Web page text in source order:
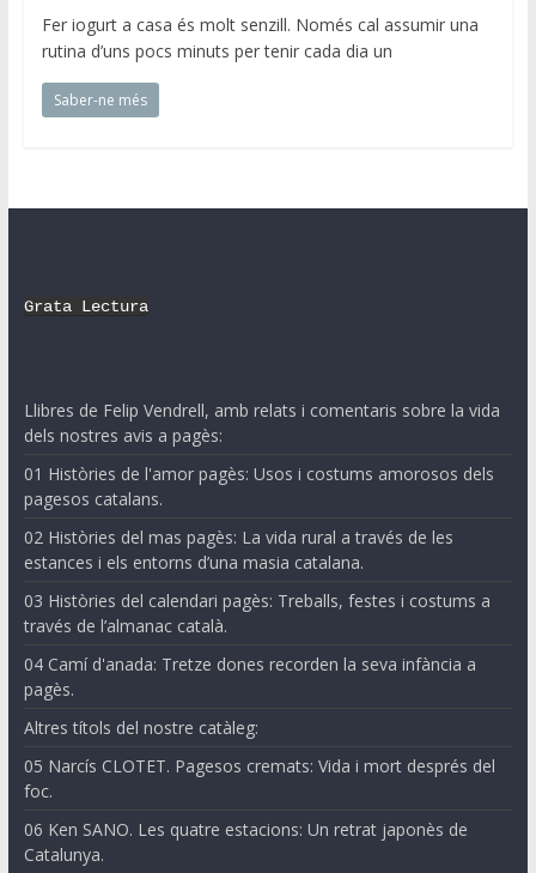
Fer iogurt a casa és molt senzill. Només cal assumir una
rutina d’uns pocs minuts per tenir cada dia un
Saber-ne més
Grata Lectura
Llibres de Felip Vendrell, amb relats i comentaris sobre la vida
dels nostres avis a pagès:
01 Històries de l'amor pagès: Usos i costums amorosos dels
pagesos catalans.
02 Històries del mas pagès: La vida rural a través de les
estances i els entorns d’una masia catalana.
03 Històries del calendari pagès: Treballs, festes i costums a
través de l’almanac català.
04 Camí d'anada: Tretze dones recorden la seva infància a
pagès.
Altres títols del nostre catàleg:
05 Narcís CLOTET. Pagesos cremats: Vida i mort després del
foc.
06 Ken SANO. Les quatre estacions: Un retrat japonès de
Catalunya.